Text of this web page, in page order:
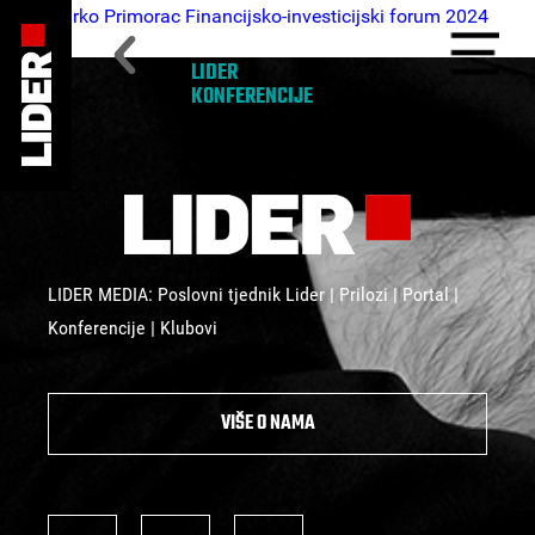
LIDER
KONFERENCIJE
dr sc Marko Primorac Financijsko-investicijski forum 2024
LIDER MEDIA: Poslovni tjednik Lider | Prilozi | Portal |
Konferencije | Klubovi
VIŠE O NAMA